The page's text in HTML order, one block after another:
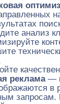
анализ
реклама—
в
запросам.